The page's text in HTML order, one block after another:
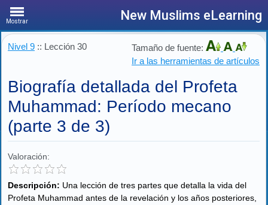
Mostrar New Muslims eLearning
Nivel 9 :: Lección 30
Tamaño de fuente:
Ir a las herramientas de artículos
Biografía detallada del Profeta
Muhammad: Período mecano
(parte 3 de 3)
Valoración:
Descripción: Una lección de tres partes que detalla la vida del
Profeta Muhammad antes de la revelación y los años posteriores,